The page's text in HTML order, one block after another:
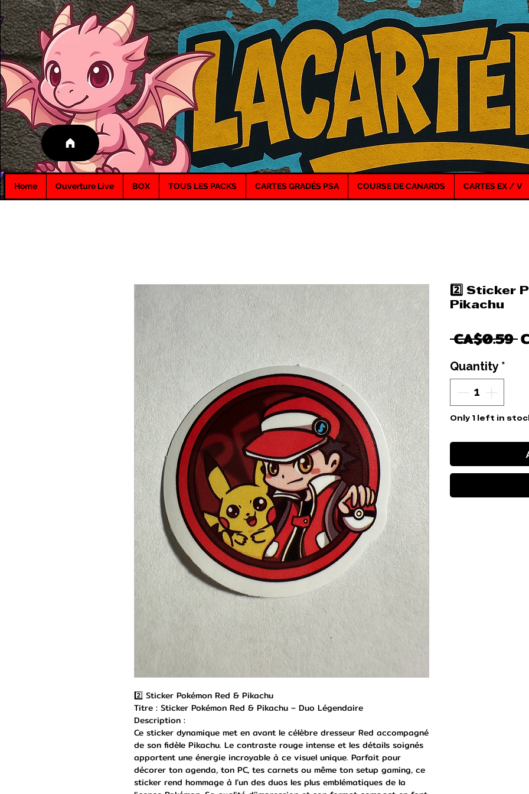
Home Ouverture Live BOX TOUS LES PACKS CARTES GRADÉS PSA COURSE DE CANARDS CARTES EX / V
2️⃣ Sticker Pokémon Red & Pikachu
Titre : Sticker Pokémon Red & Pikachu – Duo Légendaire
Description :
Ce sticker dynamique met en avant le célèbre dresseur Red accompagné
de son fidèle Pikachu. Le contraste rouge intense et les détails soignés
apportent une énergie incroyable à ce visuel unique. Parfait pour
décorer ton agenda, ton PC, tes carnets ou même ton setup gaming, ce
sticker rend hommage à l’un des duos les plus emblématiques de la
2️⃣ Sticker
Pikachu
CA$0.59
Quantity *
Only 1 left in